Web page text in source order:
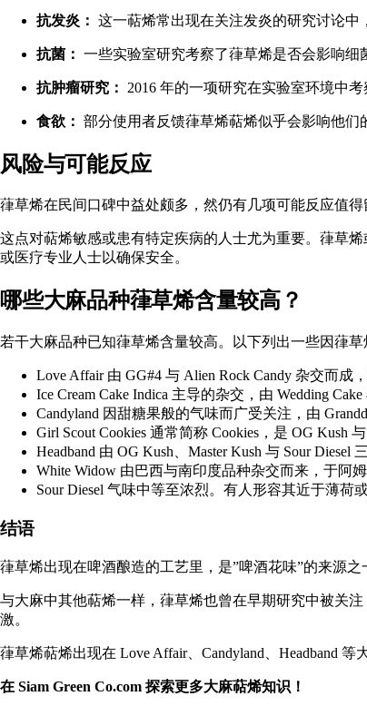
抗发炎： 这一萜烯常出现在关注发炎的研究讨论中
抗菌： 一些实验室研究考察了葎草烯是否会影响细
抗肿瘤研究： 2016 年的一项研究在实验室环境中
食欲： 部分使用者反馈葎草烯萜烯似乎会影响他们
风险与可能反应
葎草烯在民间口碑中益处颇多，然仍有几项可能反应值得
这点对萜烯敏感或患有特定疾病的人士尤为重要。葎草
或医疗专业人士以确保安全。
哪些大麻品种葎草烯含量较高？
若干大麻品种已知葎草烯含量较高。以下列出一些因葎草
Love Affair由 GG#4 与 Alien Rock Candy 杂交而成
Ice Cream Cake Indica 主导的杂交，由 Wedding
Candyland 因甜糖果般的气味而广受关注，由
Girl Scout Cookies 通常简称 Cookies，是 OG Kush
Headband 由 OG Kush、Master Kush 与 Sour Diesel
White Widow 由巴西与南印度品种杂交而来，于阿姆
Sour Diesel 气味中等至浓烈。有人形容其近于薄荷
结语
葎草烯出现在啤酒酿造的工艺里，是”啤酒花味”的来源
与大麻中其他萜烯一样，葎草烯也曾在早期研究中被关
激。
葎草烯萜烯出现在 Love Affair、Candyland、Headband 等
在 Siam Green Co.com 探索更多大麻萜烯知识！